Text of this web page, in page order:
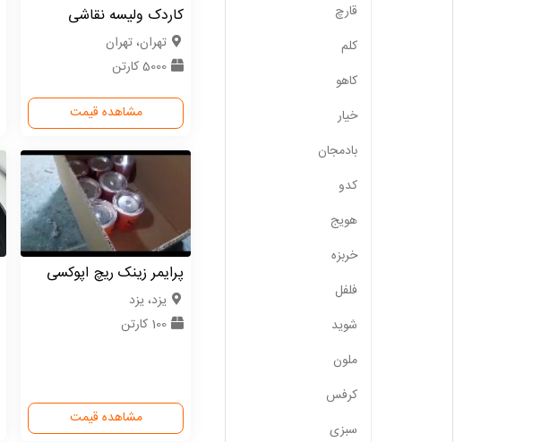
کاردک ولیسه نقاشی
تهران، تهران
5000 کارتن
مشاهده قیمت
پرایمر زینک ریچ اپوکسی
یزد، یزد
100 کارتن
مشاهده قیمت
قارچ
کلم
کاهو
خیار
بادمجان
کدو
هویج
خربزه
فلفل
شوید
ملون
کرفس
سبزی